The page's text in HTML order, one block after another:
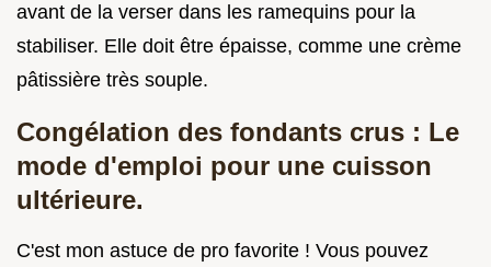
avant de la verser dans les ramequins pour la
stabiliser. Elle doit être épaisse, comme une crème
pâtissière très souple.
Congélation des fondants crus : Le
mode d'emploi pour une cuisson
ultérieure.
C'est mon astuce de pro favorite ! Vous pouvez